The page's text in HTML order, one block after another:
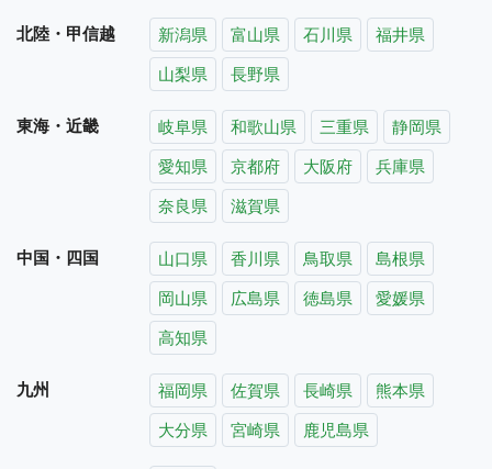
北陸・甲信越 新潟県 富山県 石川県
福井県
山梨県
長野県
東海・近畿 岐阜県 和歌山県 三重県
静岡県
愛知県
京都府 大阪府
兵庫県
奈良県
滋賀県
中国・四国 山口県 香川県 鳥取県
島根県
岡山県
広島県 徳島県
愛媛県
高知県
九州 福岡県 佐賀県 長崎県
熊本県
大分県
宮崎県 鹿児島県